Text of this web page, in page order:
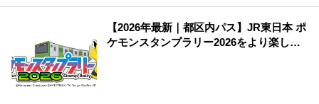
【2026年最新｜都区内パス】JR東日本 ポ
ケモンスタンプラリー2026をより楽しむ